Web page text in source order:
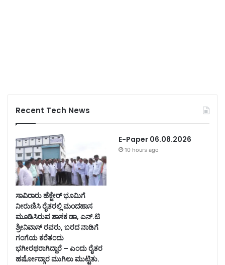
Recent Tech News
ಸಾವಿರಾರು ಹೆಕ್ಟೇರ್ ಭೂಮಿಗೆ
ನೀರುಣಿಸಿ ರೈತರಲ್ಲಿ ಮಂದಹಾಸ
ಮೂಡಿಸಿರುವ ಶಾಸಕ ಡಾ, ಎನ್.ಟಿ
ಶ್ರೀನಿವಾಸ್ ರವರು, ಬರದ ನಾಡಿಗೆ
ಗಂಗೆಯ ಕರೆತಂದು
ಭಗೀರಥರಾಗಿದ್ದಾರೆ – ಎಂದು ರೈತರ
ಹರ್ಷೋದ್ಗಾರ ಮುಗಿಲು ಮುಟ್ಟಿತು.
E-Paper 06.08.2026
10 hours ago